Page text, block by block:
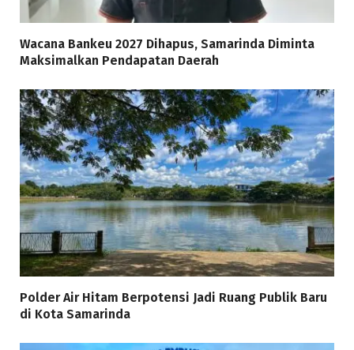
Wacana Bankeu 2027 Dihapus, Samarinda Diminta
Maksimalkan Pendapatan Daerah
Polder Air Hitam Berpotensi Jadi Ruang Publik Baru
di Kota Samarinda